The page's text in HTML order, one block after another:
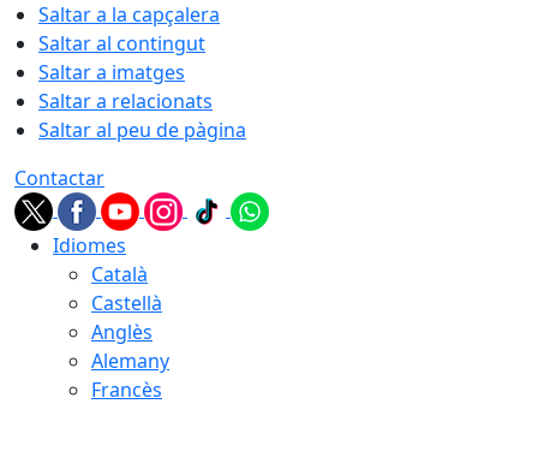
Saltar a la capçalera
Saltar al contingut
Saltar a imatges
Saltar a relacionats
Saltar al peu de pàgina
Contactar
Idiomes
Català
Castellà
Anglès
Alemany
Francès